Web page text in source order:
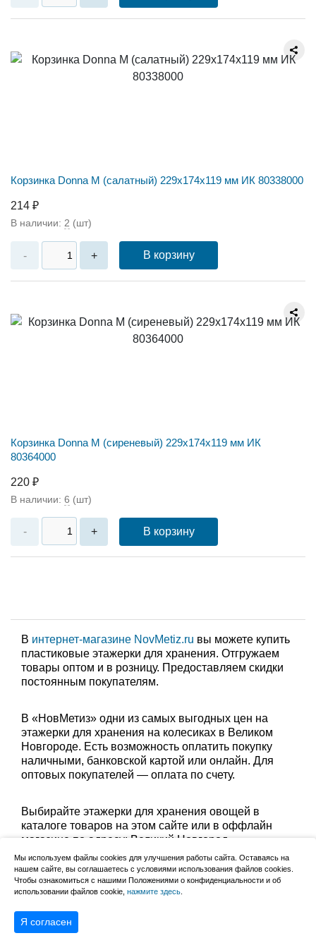
Корзинка Donna M (салатный) 229х174х119 мм ИК 80338000
214 ₽
В наличии: 2 (шт)
- + В корзину
Корзинка Donna M (сиреневый) 229х174х119 мм ИК
80364000
220 ₽
В наличии: 6 (шт)
- + В корзину
В интернет-магазине NovMetiz.ru вы можете купить
пластиковые этажерки для хранения. Отгружаем
товары оптом и в розницу. Предоставляем скидки
постоянным покупателям.
В «НовМетиз» одни из самых выгодных цен на
этажерки для хранения на колесиках в Великом
Новгороде. Есть возможность оплатить покупку
наличными, банковской картой или онлайн. Для
оптовых покупателей — оплата по счету.
Выбирайте этажерки для хранения овощей в
каталоге товаров на этом сайте или в оффлайн
магазине по адресу: Великий Новгород,
Сырковское шоссе, 8а (по будням с 9:00 до 17:00, в
субботу с 9:00 до 13:00). Забрать заказ можно
лично в пункте выдачи или оформить доставку до
дома.
Мы используем файлы cookies для улучшения работы сайта. Оставаясь на
нашем сайте, вы соглашаетесь с условиями использования файлов cookies.
Чтобы ознакомиться с нашими Положениями о конфиденциальности и об
использовании файлов cookie, нажмите здесь
Я согласен